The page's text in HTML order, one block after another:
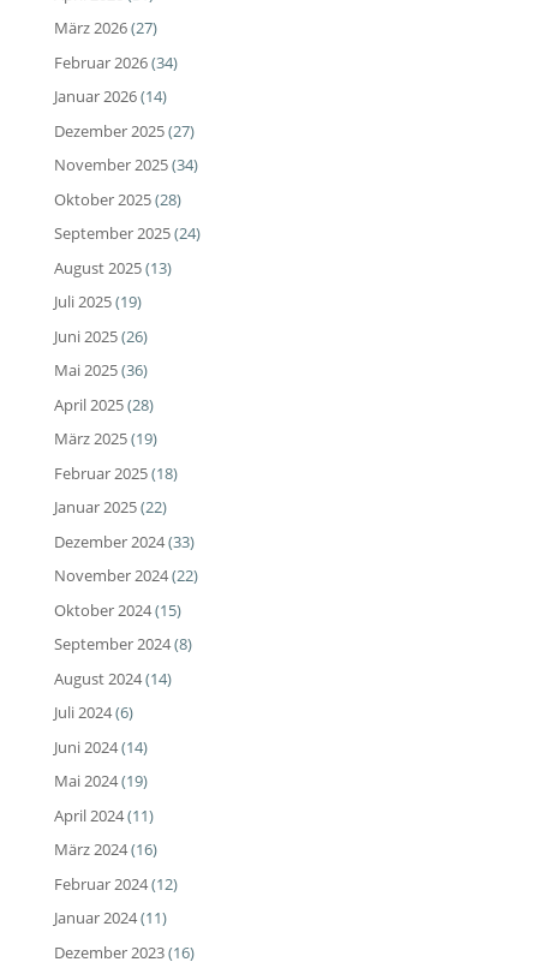
März 2026(27)
Februar 2026(34)
Januar 2026(14)
Dezember 2025(27)
November 2025(34)
Oktober 2025(28)
September 2025(24)
August 2025(13)
Juli 2025(19)
Juni 2025(26)
Mai 2025(36)
April 2025(28)
März 2025(19)
Februar 2025(18)
Januar 2025(22)
Dezember 2024(33)
November 2024(22)
Oktober 2024(15)
September 2024(8)
August 2024(14)
Juli 2024(6)
Juni 2024(14)
Mai 2024(19)
April 2024(11)
März 2024(16)
Februar 2024(12)
Januar 2024(11)
Dezember 2023(16)